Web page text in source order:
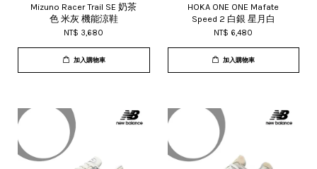
Mizuno Racer Trail SE 奶茶
色 米灰 機能涼鞋
NT$ 3,680
加入購物車
HOKA ONE ONE Mafate
Speed 2 白銀 星月白
NT$ 6,480
加入購物車